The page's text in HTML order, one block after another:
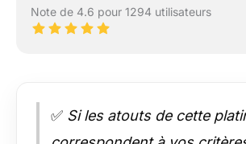
Note de 4.6 pour 1294 utilisateurs
✅ Si les atouts de cette